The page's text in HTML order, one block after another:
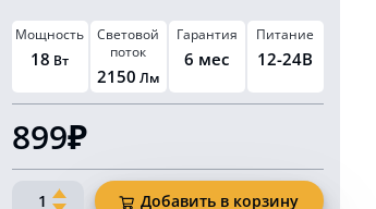
Мощность
18 Вт
Световой
поток
2150 Лм
Гарантия
6 мес
Питание
12-24В
899₽
Количество Добавить в корзину